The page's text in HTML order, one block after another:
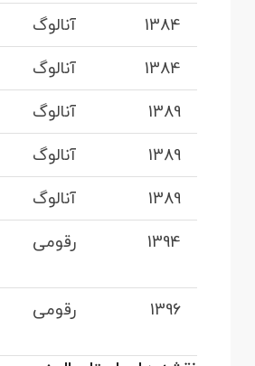
1384
آنالوگ
1384
آنالوگ
1389
آنالوگ
1389
آنالوگ
1389
آنالوگ
1394
رقومی
1396
رقومی